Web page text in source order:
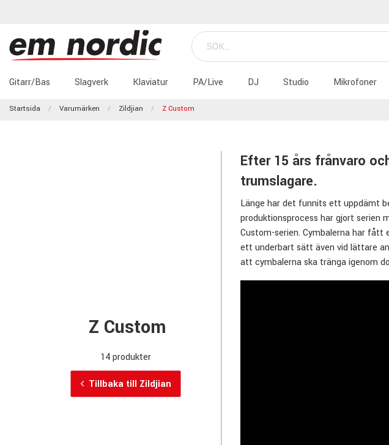
Gitarr/Bas Slagverk Klaviatur PA/Live DJ Studio Mikrofoner
Startsida Varumärken Zildjian Z Custom
Z Custom
14 produkter
Tillbaka till Zildjian
Efter 15 års frånvaro
trumslagare.
Länge har det funnits ett uppdämt
produktionsprocess har gjort serien
Custom-serien. Cymbalerna har fått
ett underbart sätt även vid lättare
att cymbalerna ska tränga igenom